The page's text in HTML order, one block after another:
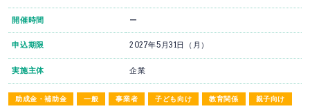
助成金・補助金 一般 事業者 子ども向け 教育関係 親子向け
開催時間 ー
申込期限 2027年5月31日（月）
実施主体 企業